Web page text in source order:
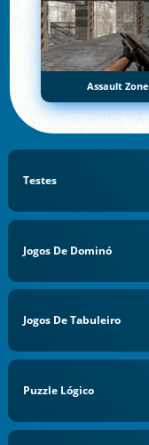
Assault Zone
Testes
Jogos De Dominó
Jogos De Tabuleiro
Puzzle Lógico